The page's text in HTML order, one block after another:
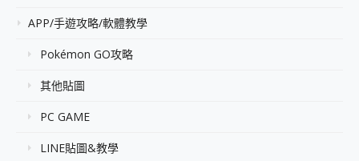
APP/手遊攻略/軟體教學
Pokémon GO攻略
其他貼圖
PC GAME
LINE貼圖&教學